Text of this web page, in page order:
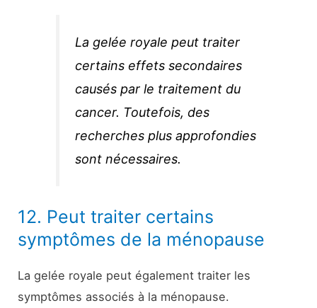
La gelée royale peut traiter
certains effets secondaires
causés par le traitement du
cancer. Toutefois, des
recherches plus approfondies
sont nécessaires.
12. Peut traiter certains
symptômes de la ménopause
La gelée royale peut également traiter les
symptômes associés à la ménopause.